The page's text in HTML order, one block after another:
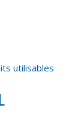
utilisables